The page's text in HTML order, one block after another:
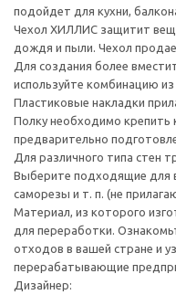
подойдет для кухни,
Чехол ХИЛЛИС защитит
дождя и пыли. Чехол
Для создания более
используйте комбинацию из
Пластиковые накладки
Полку необходимо крепить
предварительно
Для различного типа стен
Выберите подходящие для
саморезы и т. п. (не
Материал, из которого
для переработки.
отходов в вашей стране и
перерабатывающие
Дизайнер: